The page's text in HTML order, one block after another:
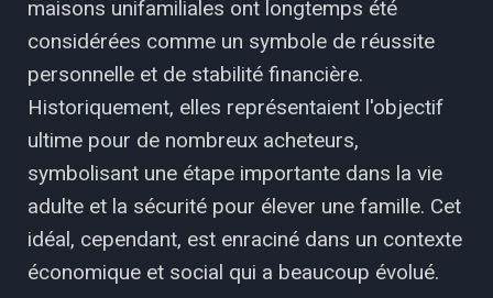
maisons unifamiliales ont longtemps été
considérées comme un symbole de réussite
personnelle et de stabilité financière.
Historiquement, elles représentaient l'objectif
ultime pour de nombreux acheteurs,
symbolisant une étape importante dans la vie
adulte et la sécurité pour élever une famille. Cet
idéal, cependant, est enraciné dans un contexte
économique et social qui a beaucoup évolué.